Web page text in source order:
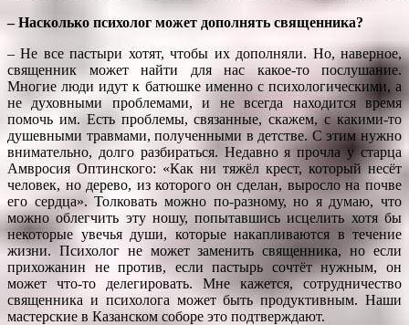
– Насколько психолог может дополнять священника?
– Не все пастыри хотят, чтобы их дополняли. Но, наверное,
священник может найти для нас какое-то послушание.
Многие люди идут к батюшке именно с психологическими, а
не духовными проблемами, и не всегда находится время
помочь им. Есть проблемы, связанные, скажем, с какими-то
душевными травмами, полученными в детстве. С этим нужно
внимательно, долго разбираться. Недавно я прочла у старца
Амвросия Оптинского: «Как ни тяжёл крест, который несёт
человек, но дерево, из которого он сделан, выросло на почве
его сердца». Толковать можно по-разному, но я думаю, что
можно облегчить эту ношу, попытавшись исцелить хотя бы
некоторые увечья души, которые накапливаются в течение
жизни. Психолог не может заменить священника, но если
прихожанин не против, если пастырь сочтёт нужным, он
может что-то делегировать. Мне кажется, сотрудничество
священника и психолога может быть продуктивным. Наши
мастерские в Казанском соборе это подтверждают.